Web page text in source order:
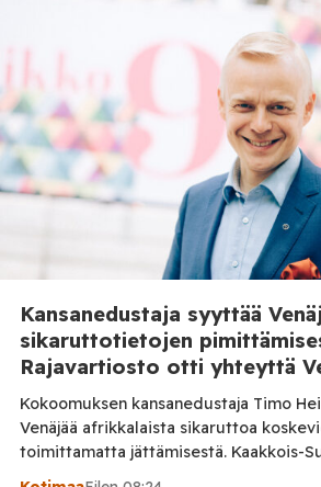
Kansanedustaja syyttää
sikaruttotietojen
Rajavartiosto otti yhteyttä
Kokoomuksen kansanedustaja Timo
Venäjää afrikkalaista sikaruttoa
toimittamatta jättämisestä. Kaakkois-
vahvistaa Posi TV:lle sulkeneensa